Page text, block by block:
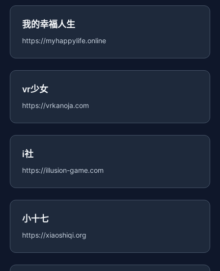
我的幸福人生
https://myhappylife.online
vr少女
https://vrkanoja.com
i社
https://illusion-game.com
小十七
https://xiaoshiqi.org